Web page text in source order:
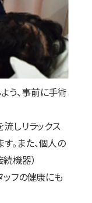
う、事前に手術
しリラックス
。また、個人の
機器）
ッフの健康にも